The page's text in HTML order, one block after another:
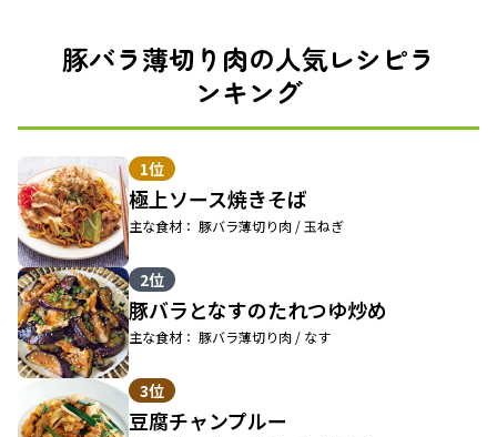
豚バラ薄切り肉の人気レシピラ
ンキング
1位
極上ソース焼きそば
主な食材： 豚バラ薄切り肉 / 玉ねぎ
2位
豚バラとなすのたれつゆ炒め
主な食材： 豚バラ薄切り肉 / なす
3位
豆腐チャンプルー